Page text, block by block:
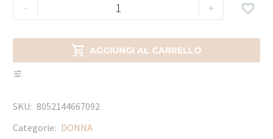
- +
 AGGIUNGI AL CARRELLO

SKU: 8052144667092
Categorie: DONNA